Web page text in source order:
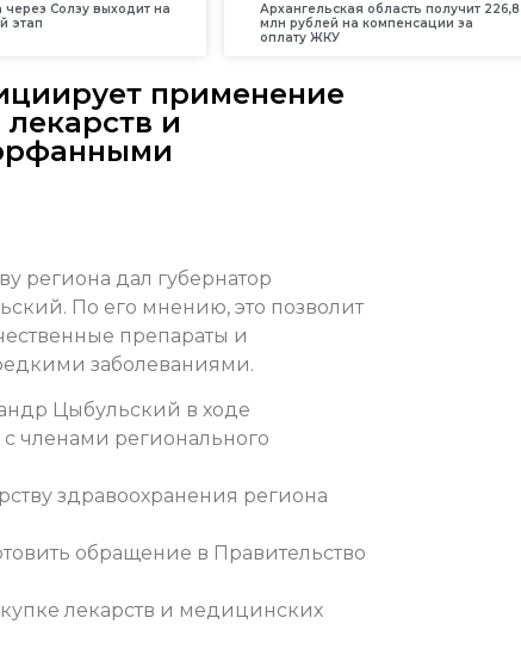
через Солзу выходит на
этап
Архангельская область получит 226,8
млн рублей на компенсации за
оплату ЖКУ
применение
и
региона дал губернатор
По его мнению, это позволит
препараты и
заболеваниями.
Цыбульский в ходе
членами регионального
здравоохранения региона
обращение в Правительство
лекарств и медицинских